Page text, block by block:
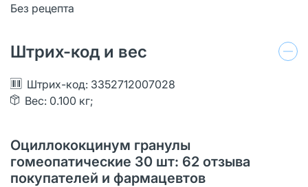
Без рецепта
Штрих-код и вес
Штрих-код: 3352712007028
Вес: 0.100 кг;
Оциллококцинум гранулы
гомеопатические 30 шт: 62 отзыва
покупателей и фармацевтов